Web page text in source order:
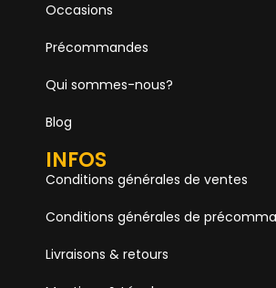
Occasions
Précommandes
Qui sommes-nous?
Blog
INFOS
Conditions générales de ventes
Conditions générales de
Livraisons & retours